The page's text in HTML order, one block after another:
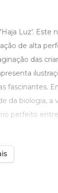
Luz'. Este
de alta
das
fascinantes.
da biologia,
perfeito